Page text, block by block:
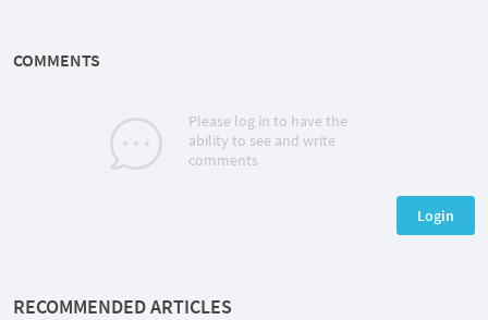
COMMENTS
Please log in to have the
ability to see and write
comments
Login
RECOMMENDED ARTICLES